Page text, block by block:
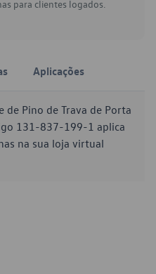
para clientes logados.
Aplicações
de Pino de Trava de Porta
131-837-199-1 aplica
na sua loja virtual